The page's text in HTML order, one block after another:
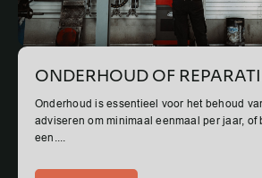
ONDERHOUD OF
Onderhoud is essentieel voor het behoud
adviseren om minimaal eenmaal per jaar, of
een....